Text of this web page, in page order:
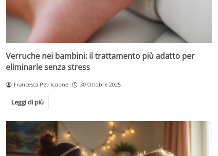
Verruche nei bambini: il trattamento più adatto per
eliminarle senza stress
Francesca Petriccione 30 Ottobre 2025
Leggi di più